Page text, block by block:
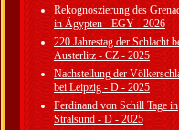
Rekognoszierung des
in Ägypten - EGY - 2026
220.Jahrestag der Schlacht
Austerlitz - CZ - 2025
Nachstellung der
bei Leipzig - D - 2025
Ferdinand von Schill Tage in
Stralsund - D - 2025